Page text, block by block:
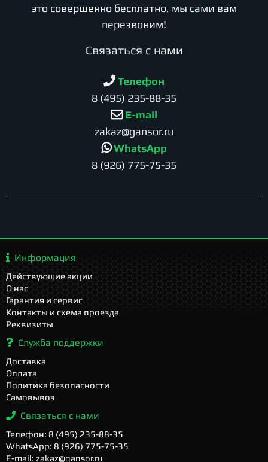
это совершенно бесплатно, мы сами вам
перезвоним!
Cвязаться с нами
Телефон
8 (495) 235-88-35
E-mail
zakaz@gansor.ru
WhatsApp
8 (926) 775-75-35
Информация
Действующие акции
О нас
Гарантия и сервис
Контакты и схема проезда
Реквизиты
Служба поддержки
Доставка
Оплата
Политика безопасности
Самовывоз
Связаться с нами
Телефон: 8 (495) 235-88-35
WhatsApp: 8 (926) 775-75-35
E-mail: zakaz@gansor.ru